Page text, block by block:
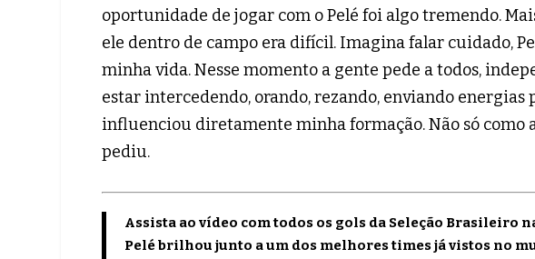
oportunidade de jogar com o Pelé foi algo tremendo.
ele dentro de campo era difícil. Imagina falar cuidado,
minha vida. Nesse momento a gente pede a todos,
estar intercedendo, orando, rezando, enviando energias
influenciou diretamente minha formação. Não só como
pediu.
Assista ao vídeo com todos os gols da Seleção Brasileiro
Pelé brilhou junto a um dos melhores times já vistos no